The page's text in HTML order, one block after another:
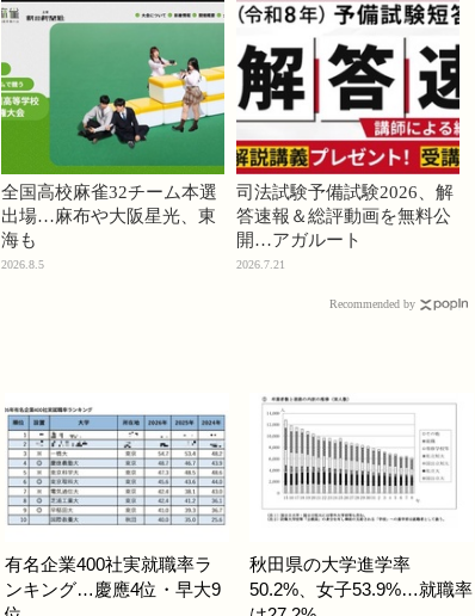
全国高校麻雀32チーム本選
出場…麻布や大阪星光、東
海も
2026.8.5
司法試験予備試験2026、解
答速報＆総評動画を無料公
開…アガルート
2026.7.21
Recommended by
有名企業400社実就職率ラ
ンキング…慶應4位・早大9
秋田県の大学進学率
50.2%、女子53.9%…就職率